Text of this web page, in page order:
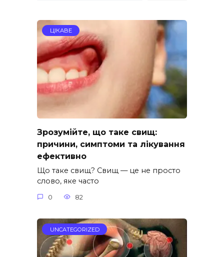
ЦІКАВЕ
Зрозумійте, що таке свищ:
причини, симптоми та лікування
ефективно
Що таке свищ? Свищ — це не просто
слово, яке часто
0 82
UNCATEGORIZED